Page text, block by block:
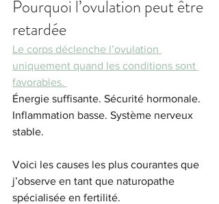
Pourquoi l’ovulation peut être
retardée
Le corps déclenche l’ovulation
uniquement quand les conditions sont
favorables.
Énergie suffisante. Sécurité hormonale.
Inflammation basse. Système nerveux
stable.
Voici les causes les plus courantes que
j’observe en tant que naturopathe
spécialisée en fertilité.